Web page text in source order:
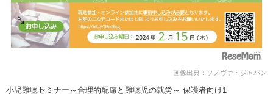
画像出典：ソノヴァ・ジャパン
小児難聴セミナー～合理的配慮と難聴児の就労～ 保護者向け1